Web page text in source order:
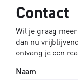
Contact
Wil je graag
dan nu
ontvang je een
Naam